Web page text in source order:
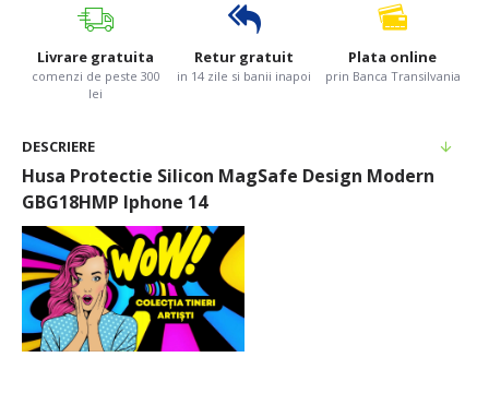
Livrare gratuita
comenzi de peste 300
lei
Retur gratuit
in 14 zile si banii inapoi
Plata online
prin Banca Transilvania
DESCRIERE
Husa Protectie Silicon MagSafe Design Modern
GBG18HMP Iphone 14